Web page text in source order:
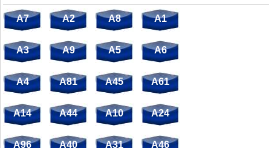
A7 A2 A8 A1
A3 A9 A5 A6
A4 A81 A45 A61
A14 A44 A10 A24
A96 A40 A31 A46